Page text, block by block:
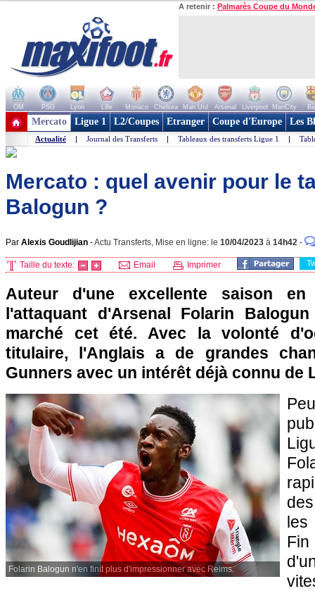
A retenir : Palmarès Coupe du
OM PSG Lyon Lille Monaco Chelsea Man Utd Arsenal Liverpool ManCity
+ de clubs
Mercato Ligue 1 L2/Coupes Etranger Coupe d'Europe Les
Actualité | Journal des Transferts | Tableaux des transferts Ligue 1 |
Mercato : quel avenir pour le
Balogun ?
Par Alexis Goudlijian -Actu Transferts, Mise en ligne: le 10/04/2023 à 14h42 -
Taille du texte: Email Imprimer
Auteur d'une excellente saison
l'attaquant d'Arsenal Folarin
marché cet été. Avec la volonté
titulaire, l'Anglais a de grandes
Gunners avec un intérêt déjà connu de
Folarin Balogun n'en finit plus d'impressionner avec Reims.
les
Fin